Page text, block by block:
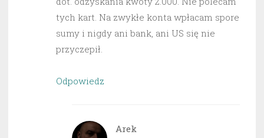
tych kart. Na zwykłe konta wpłacam spore
sumy i nigdy ani bank, ani US się nie
przyczepił.
Odpowiedz
Arek